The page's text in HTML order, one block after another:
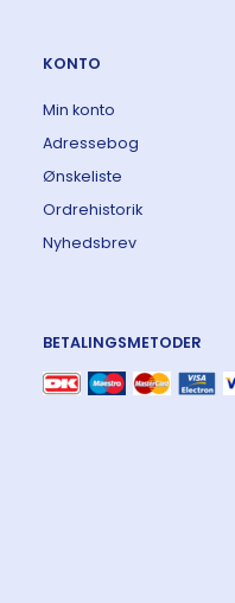
KONTO
Min konto
Adressebog
Ønskeliste
Ordrehistorik
Nyhedsbrev
BETALINGSMETODER